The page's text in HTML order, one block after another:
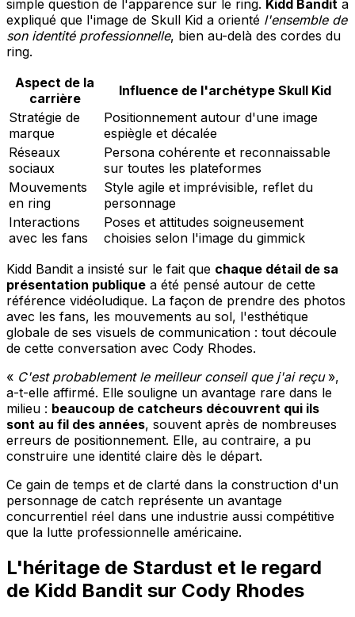
simple question de l'apparence sur le ring. Kidd Bandit a
expliqué que l'image de Skull Kid a orienté l'ensemble de
son identité professionnelle, bien au-delà des cordes du
ring.
Aspect de la
carrière
Influence de l'archétype Skull Kid
Stratégie de
marque
Positionnement autour d'une image
espiègle et décalée
Réseaux
sociaux
Persona cohérente et reconnaissable
sur toutes les plateformes
Mouvements
en ring
Style agile et imprévisible, reflet du
personnage
Interactions
avec les fans
Poses et attitudes soigneusement
choisies selon l'image du gimmick
Kidd Bandit a insisté sur le fait que chaque détail de sa
présentation publique a été pensé autour de cette
référence vidéoludique. La façon de prendre des photos
avec les fans, les mouvements au sol, l'esthétique
globale de ses visuels de communication : tout découle
de cette conversation avec Cody Rhodes.
« C'est probablement le meilleur conseil que j'ai reçu»,
a-t-elle affirmé. Elle souligne un avantage rare dans le
milieu : beaucoup de catcheurs découvrent qui ils
sont au fil des années, souvent après de nombreuses
erreurs de positionnement. Elle, au contraire, a pu
construire une identité claire dès le départ.
Ce gain de temps et de clarté dans la construction d'un
personnage de catch représente un avantage
concurrentiel réel dans une industrie aussi compétitive
que la lutte professionnelle américaine.
L'héritage de Stardust et le regard
de Kidd Bandit sur Cody Rhodes